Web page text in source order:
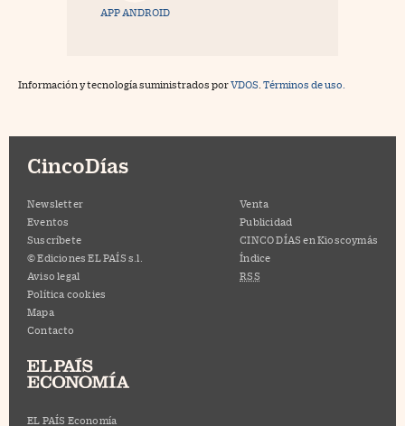
APP ANDROID
Información y tecnología suministrados porVDOS Términos de uso.
CincoDías
Newsletter
Eventos
Suscríbete
© Ediciones EL PAÍS s.l.
Aviso legal
Política cookies
Mapa
Contacto
Venta
Publicidad
CINCO DÍAS en Kioscoymás
Índice
RSS
EL PAÍS Economía